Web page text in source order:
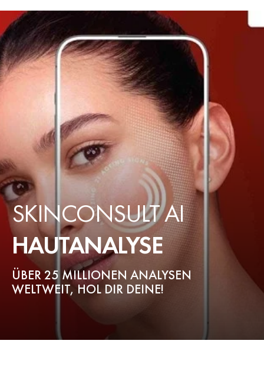
SKINCONSULT AI
HAUTANALYSE
ÜBER 25 MILLIONEN ANALYSEN
WELTWEIT, HOL DIR DEINE!